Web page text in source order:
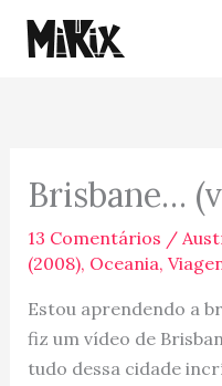
para
Brisbane…
13 Comentários /
(2008), Oceania,
Estou aprendendo a
fiz um vídeo de
tudo dessa cidade